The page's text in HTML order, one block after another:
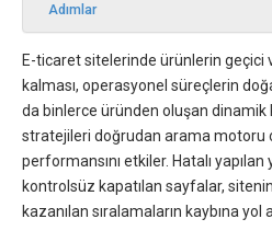
Adımlar
E-ticaret sitelerinde ürünlerin geçici
kalması, operasyonel süreçlerin
da binlerce üründen oluşan
stratejileri doğrudan arama motoru
performansını etkiler. Hatalı
kontrolsüz kapatılan sayfalar,
kazanılan sıralamaların kaybına yol